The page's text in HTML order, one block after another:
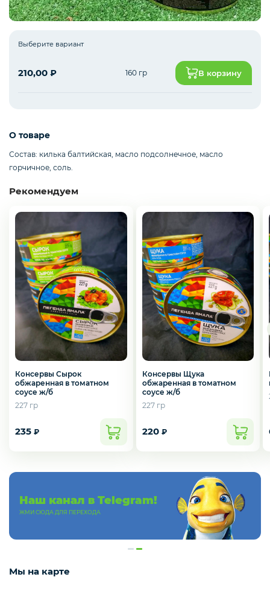
Слабосоленая рыба
Панировка
Полуфабрикаты
Икра
Выберите вариант
210,00 ₽ 160 гр В корзину
О товаре
Состав: килька балтийская, масло подсолнечное, масло
горчичное, соль.
Рекомендуем
Консервы Сырок
обжаренная в томатном
соусе ж/б
227 гр
235 ₽
Консервы Щука
обжаренная в томатном
соусе ж/б
227 гр
220 ₽
Наш канал в Telegram!
ЖМИ СЮДА ДЛЯ ПЕРЕХОДА
Мы на карте